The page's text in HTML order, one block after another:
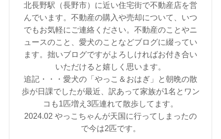
北長野駅（長野市）に近い住宅街で不動産店を営
んでいます。不動産の購入や売却について、いつ
でもお気軽にご連絡ください。不動産のことやニ
ュースのこと、愛犬のことなどブログに綴ってい
ます。拙いブログですがよろしければお付き合い
いただけると嬉しく思います。
追記・・・愛犬の「やっこ＆おはぎ」と朝晩の散
歩が日課でしたが最近、訳あって家族が1名とワン
コも1匹増え3匹連れて散歩してます。
2024.02 やっこちゃんが天国に行ってしまったの
で今は2匹です。